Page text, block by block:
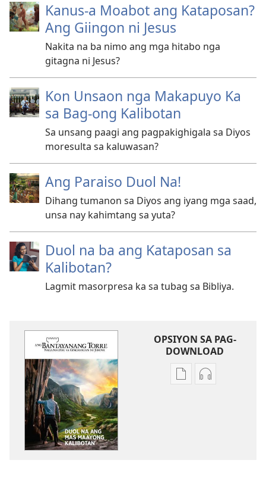
Kanus-a Moabot ang Kataposan?
Ang Giingon ni Jesus
Nakita na ba nimo ang mga hitabo nga
gitagna ni Jesus?
Kon Unsaon nga Makapuyo Ka
sa Bag-ong Kalibotan
Sa unsang paagi ang pagpakighigala sa Diyos
moresulta sa kaluwasan?
Ang Paraiso Duol Na!
Dihang tumanon sa Diyos ang iyang mga saad,
unsa nay kahimtang sa yuta?
Duol na ba ang Kataposan sa
Kalibotan?
Lagmit masorpresa ka sa tubag sa Bibliya.
OPSIYON SA PAG-
DOWNLOAD
OpsiyonOpsiyon